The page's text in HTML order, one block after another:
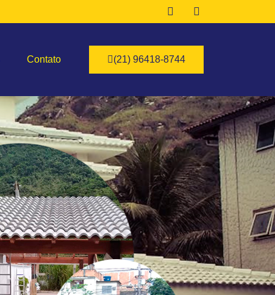
Contato (21) 96418-8744